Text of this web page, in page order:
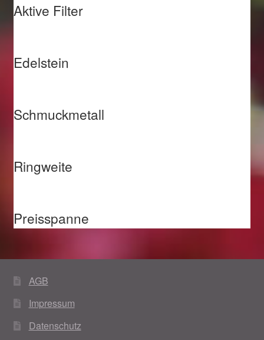
Aktive Filter
Edelstein
Schmuckmetall
Ringweite
Preisspanne
AGB
Impressum
Datenschutz